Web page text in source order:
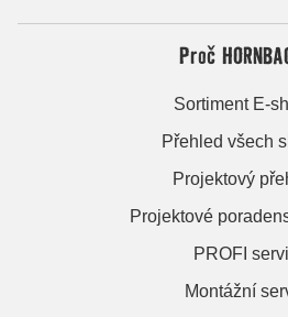
Proč
Sortiment E-
Přehled všech
Projektový
Projektové
PROFI
Montážní